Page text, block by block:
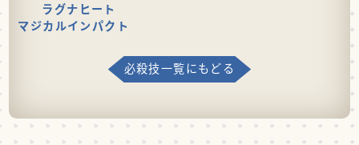
ラグナヒート
マジカルインパクト
必殺技一覧にもどる